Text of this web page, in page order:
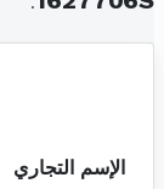
الإسم التجاري